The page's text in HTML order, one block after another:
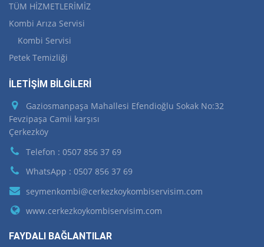
TÜM HİZMETLERİMİZ
Kombi Arıza Servisi
Kombi Servisi
Petek Temizliği
İLETİŞİM BİLGİLERİ
Gaziosmanpaşa Mahallesi Efendioğlu Sokak No:32
Fevzipaşa Camii karşısı
Çerkezköy
Telefon : 0507 856 37 69
WhatsApp : 0507 856 37 69
seymenkombi@cerkezkoykombiservisim.com
www.cerkezkoykombiservisim.com
FAYDALI BAĞLANTILAR